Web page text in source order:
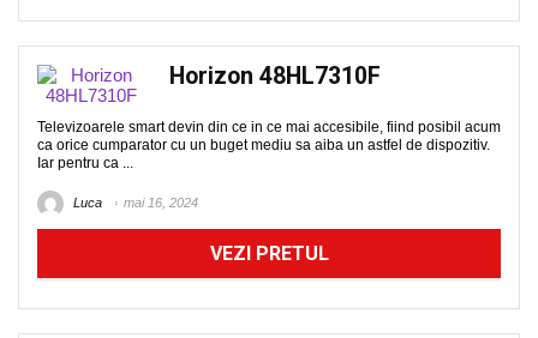
Horizon 48HL7310F
Televizoarele smart devin din ce in ce mai accesibile, fiind posibil acum
ca orice cumparator cu un buget mediu sa aiba un astfel de dispozitiv.
Iar pentru ca ...
Luca mai 16, 2024
VEZI PRETUL